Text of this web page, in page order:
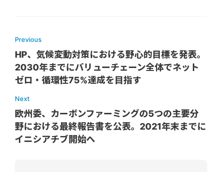
Previous
HP、気候変動対策における野心的目標を発表。
2030年までにバリューチェーン全体でネット
ゼロ・循環性75%達成を目指す
Next
欧州委、カーボンファーミングの5つの主要分
野における最終報告書を公表。2021年末までに
イニシアチブ開始へ